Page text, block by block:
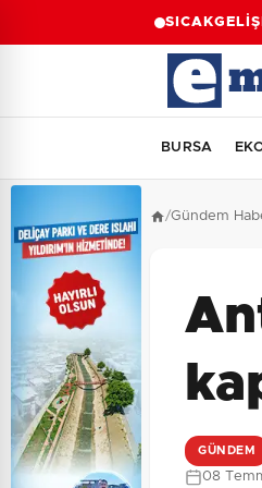
SICAK
BURSA
/Gündem
GÜNDEM
08